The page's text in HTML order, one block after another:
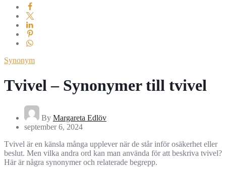
Synonym
Tvivel – Synonymer till tvivel
By Margareta Edlöv
september 6, 2024
Tvivel är en känsla många upplever när de står inför osäkerhet eller
beslut. Men vilka andra ord kan man använda för att beskriva tvivel?
Här är några synonymer och relaterade begrepp.